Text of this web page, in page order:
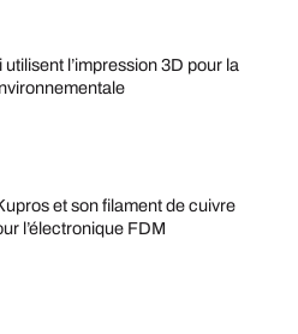
utilisent l’impression 3D pour la
et son filament de cuivre
l’électronique FDM